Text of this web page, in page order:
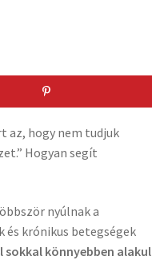
az, hogy nem tudjuk
Hogyan segít
nyúlnak a
és krónikus betegségek
sokkal könnyebben alakul